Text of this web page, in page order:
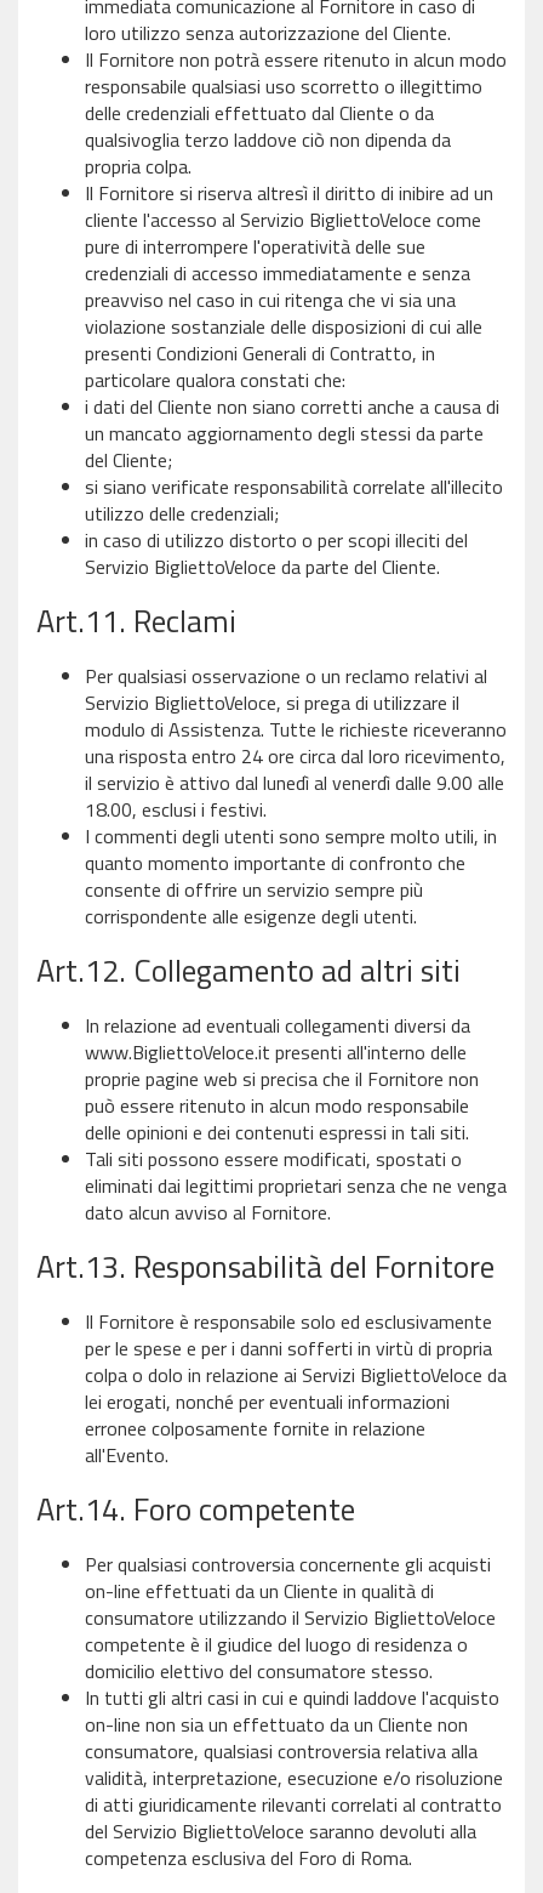
immediata comunicazione al Fornitore in caso di
loro utilizzo senza autorizzazione del Cliente.
Il Fornitore non potrà essere ritenuto in alcun modo
responsabile qualsiasi uso scorretto o illegittimo
delle credenziali effettuato dal Cliente o da
qualsivoglia terzo laddove ciò non dipenda da
propria colpa.
Il Fornitore si riserva altresì il diritto di inibire ad un
cliente l'accesso al Servizio BigliettoVeloce come
pure di interrompere l'operatività delle sue
credenziali di accesso immediatamente e senza
preavviso nel caso in cui ritenga che vi sia una
violazione sostanziale delle disposizioni di cui alle
presenti Condizioni Generali di Contratto, in
particolare qualora constati che:
i dati del Cliente non siano corretti anche a causa di
un mancato aggiornamento degli stessi da parte
del Cliente;
si siano verificate responsabilità correlate all'illecito
utilizzo delle credenziali;
in caso di utilizzo distorto o per scopi illeciti del
Servizio BigliettoVeloce da parte del Cliente.
Art.11. Reclami
Per qualsiasi osservazione o un reclamo relativi al
Servizio BigliettoVeloce, si prega di utilizzare il
modulo di Assistenza. Tutte le richieste riceveranno
una risposta entro 24 ore circa dal loro ricevimento,
il servizio è attivo dal lunedì al venerdì dalle 9.00 alle
18.00, esclusi i festivi.
I commenti degli utenti sono sempre molto utili, in
quanto momento importante di confronto che
consente di offrire un servizio sempre più
corrispondente alle esigenze degli utenti.
Art.12. Collegamento ad altri siti
In relazione ad eventuali collegamenti diversi da
www.BigliettoVeloce.it presenti all'interno delle
proprie pagine web si precisa che il Fornitore non
può essere ritenuto in alcun modo responsabile
delle opinioni e dei contenuti espressi in tali siti.
Tali siti possono essere modificati, spostati o
eliminati dai legittimi proprietari senza che ne venga
dato alcun avviso al Fornitore.
Art.13. Responsabilità del Fornitore
Il Fornitore è responsabile solo ed esclusivamente
per le spese e per i danni sofferti in virtù di propria
colpa o dolo in relazione ai Servizi BigliettoVeloce da
lei erogati, nonché per eventuali informazioni
erronee colposamente fornite in relazione
all'Evento.
Art.14. Foro competente
Per qualsiasi controversia concernente gli acquisti
on-line effettuati da un Cliente in qualità di
consumatore utilizzando il Servizio BigliettoVeloce
competente è il giudice del luogo di residenza o
domicilio elettivo del consumatore stesso.
In tutti gli altri casi in cui e quindi laddove l'acquisto
on-line non sia un effettuato da un Cliente non
consumatore, qualsiasi controversia relativa alla
validità, interpretazione, esecuzione e/o risoluzione
di atti giuridicamente rilevanti correlati al contratto
del Servizio BigliettoVeloce saranno devoluti alla
competenza esclusiva del Foro di Roma.